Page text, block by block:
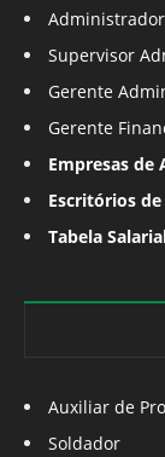
Administrador
Supervisor
Gerente
Gerente
Empresas
Escritórios
Tabela
Auxiliar de
Soldador